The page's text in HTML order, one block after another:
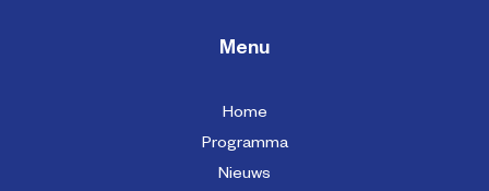
Menu
Home
Programma
Nieuws